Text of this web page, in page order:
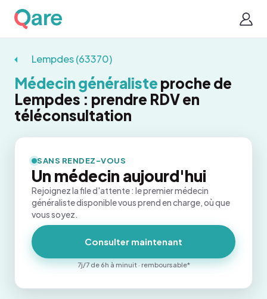
Lempdes (63370)
Médecin généraliste proche de
Lempdes : prendre RDV en
téléconsultation
SANS RENDEZ-VOUS
Un médecin aujourd'hui
Rejoignez la file d'attente : le premier médecin
généraliste disponible vous prend en charge, où que
vous soyez.
Consulter maintenant
7j/7 de 6h à minuit · remboursable*